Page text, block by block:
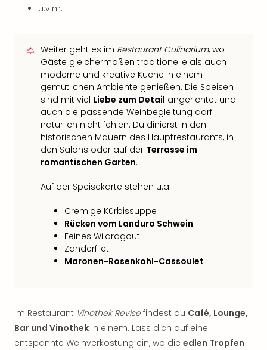
u.v.m.
Weiter geht es im Restaurant Culinarium, wo
Gäste gleichermaßen traditionelle als auch
moderne und kreative Küche in einem
gemütlichen Ambiente genießen. Die Speisen
sind mit viel Liebe zum Detail angerichtet und
auch die passende Weinbegleitung darf
natürlich nicht fehlen. Du dinierst in den
historischen Mauern des Hauptrestaurants, in
den Salons oder auf der Terrasse im
romantischen Garten.
Auf der Speisekarte stehen u.a.:
Cremige Kürbissuppe
Rücken vom Landuro Schwein
Feines Wildragout
Zanderfilet
Maronen-Rosenkohl-Cassoulet
Im Restaurant Vinothek Revisefindest du Café, Lounge,
Bar und Vinothek in einem. Lass dich auf eine
entspannte Weinverkostung ein, wo die edlen Tropfen